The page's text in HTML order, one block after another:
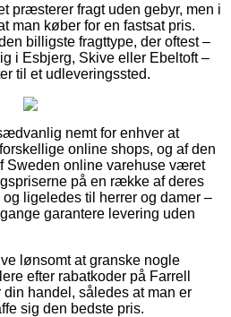
præsterer fragt uden gebyr, men i
man køber for en fastsat pris.
billigste fragttype, der oftest –
i Esbjerg, Skive eller Ebeltoft –
til et udleveringssted.
nemt for enhver at
online shops, og af den
Sweden online varehuse været
på en række af deres
ligeledes til herrer og damer –
garantere levering uden
lønsomt at granske nogle
efter rabatkoder på Farrell
handel, således at man er
sig den bedste pris.